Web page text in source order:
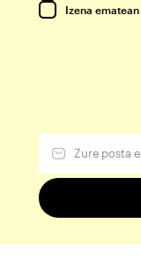
Izena ematean